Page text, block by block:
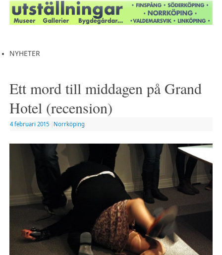
NYHETER
Ett mord till middagen på Grand
Hotel (recension)
4 februari 2015 Norrköping